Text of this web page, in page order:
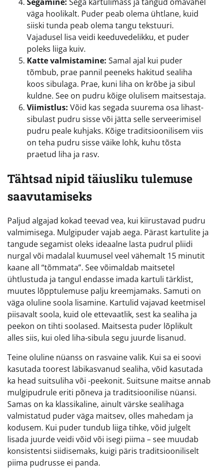
Segamine: Sega kartulimass ja tangud omavahel
väga hoolikalt. Puder peab olema ühtlane, kuid
siiski tunda peab olema tangu tekstuuri.
Vajadusel lisa veidi keeduvedelikku, et puder
poleks liiga kuiv.
Katte valmistamine: Samal ajal kui puder
tõmbub, prae pannil peeneks hakitud sealiha
koos sibulaga. Prae, kuni liha on krõbe ja sibul
kuldne. See on pudru kõige olulisem maitsestaja.
Viimistlus: Võid kas segada suurema osa lihast-
sibulast pudru sisse või jätta selle serveerimisel
pudru peale kuhjaks. Kõige traditsioonilisem viis
on teha pudru sisse väike lohk, kuhu tõsta
praetud liha ja rasv.
Tähtsad nipid täiusliku tulemuse
saavutamiseks
Paljud algajad kokad teevad vea, kui kiirustavad pudru
valmimisega. Mulgipuder vajab aega. Pärast kartulite ja
tangude segamist oleks ideaalne lasta pudrul pliidi
nurgal või madalal kuumusel veel vähemalt 15 minutit
kaane all “tõmmata”. See võimaldab maitsetel
ühtlustuda ja tangul endasse imada kartuli tärklist,
muutes lõpptulemuse palju kreemjamaks. Samuti on
väga oluline soola lisamine. Kartulid vajavad keetmisel
piisavalt soola, kuid ole ettevaatlik, sest ka sealiha ja
peekon on tihti soolased. Maitsesta puder lõplikult
alles siis, kui oled liha-sibula segu juurde lisanud.
Teine oluline nüanss on rasvaine valik. Kui sa ei soovi
kasutada toorest läbikasvanud sealiha, võid kasutada
ka head suitsuliha või -peekonit. Suitsune maitse annab
mulgipudrule eriti põneva ja traditsioonilise nüansi.
Samas on ka klassikaline, ainult värske sealihaga
valmistatud puder väga maitsev, olles mahedam ja
kodusem. Kui puder tundub liiga tihke, võid julgelt
lisada juurde veidi võid või isegi piima – see muudab
konsistentsi siidisemaks, kuigi päris traditsiooniliselt
piima pudrusse ei panda.